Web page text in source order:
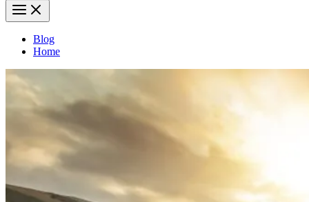
Blog
Home